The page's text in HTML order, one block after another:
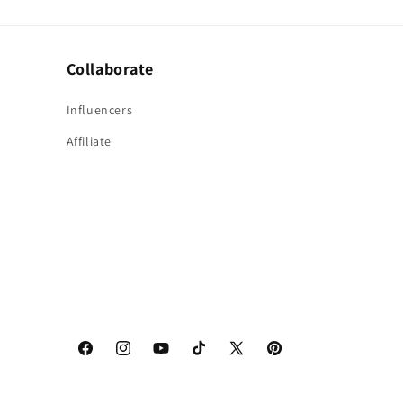
Collaborate
Influencers
Affiliate
FacebookInstagramYouTubeTikTok
X
Pinterest